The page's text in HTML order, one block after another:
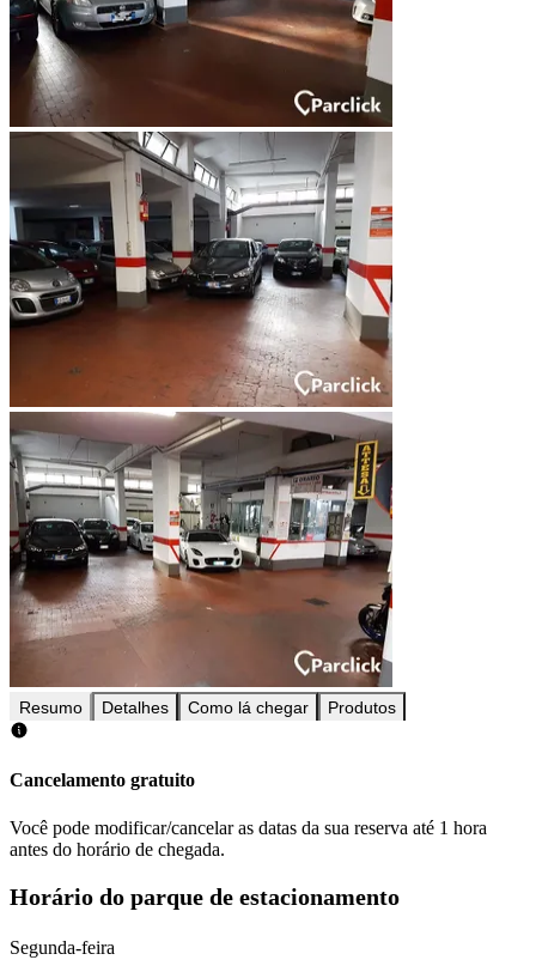
Resumo Detalhes Como lá chegar Produtos
Cancelamento gratuito
Você pode modificar/cancelar as datas da sua reserva até 1 hora
antes do horário de chegada.
Horário do parque de estacionamento
Segunda-feira